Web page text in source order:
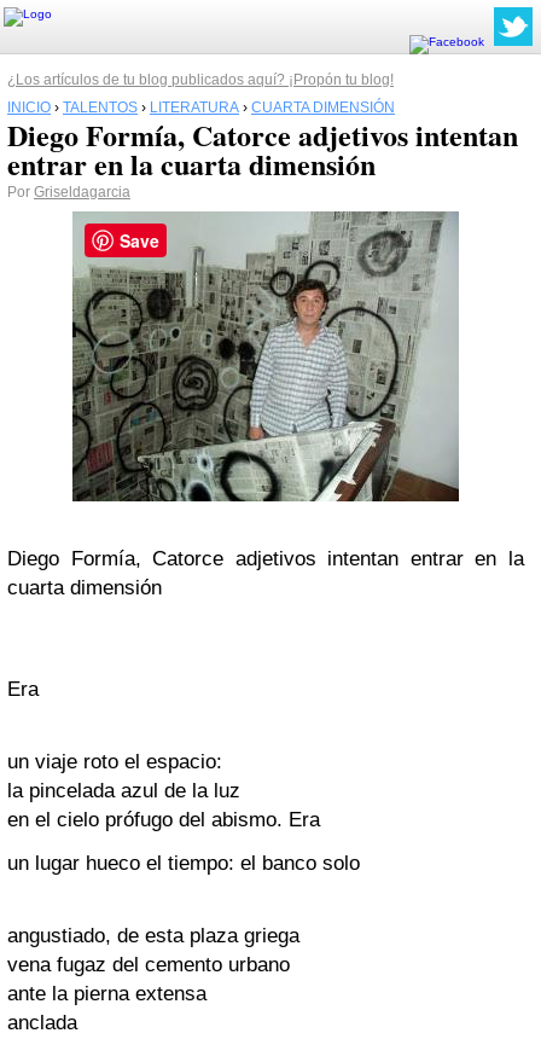
¿Los artículos de tu blog publicados aquí? ¡Propón tu blog!
INICIO › TALENTOS › LITERATURA › CUARTA DIMENSIÓN
Diego Formía, Catorce adjetivos intentan
entrar en la cuarta dimensión
Por Griseldagarcia
Diego Formía, Catorce adjetivos intentan entrar en la
cuarta dimensión
Era
un viaje roto el espacio:
la pincelada azul de la luz
en el cielo prófugo del abismo. Era
un lugar hueco el tiempo: el banco solo
angustiado, de esta plaza griega
vena fugaz del cemento urbano
ante la pierna extensa
anclada
Save